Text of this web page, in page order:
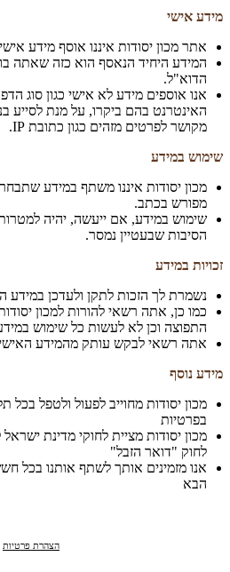
מידע אישי
אתר מכון יסודות איננו אוסף מידע אישי
המידע היחיד הנאסף הוא כזה שאתה
הדוא"ל.
אנו אוספים מידע לא אישי כגון סוג
האינטרנט בהם ביקרו, על מנת לסייע
מקושר לפרטים מזהים כגון כתובת IP.
שימוש במידע
מכון יסודות איננו משתף במידע
מפורש בכתב.
שימוש במידע, אם ייעשה, יהיה
הסיבות שבעטיין נמסר.
זכויות במידע
נשמרת לך הזכות לתקן ולעדכן
כמו כן, אתה רשאי להורות למכון
התפוצה וכן לא לעשות כל שימוש
אתה רשאי לבקש עותק מהמידע האישי
מידע נוסף
מכון יסודות מחוייב לפעול ולטפל בכל
בפרטיות
מכון יסודות מציית לחוקי מדינת
לחוק "דואר הזבל"
אנו מזמינים אותך לשתף אותנו בכל
הבא
הצהרת פרטיות